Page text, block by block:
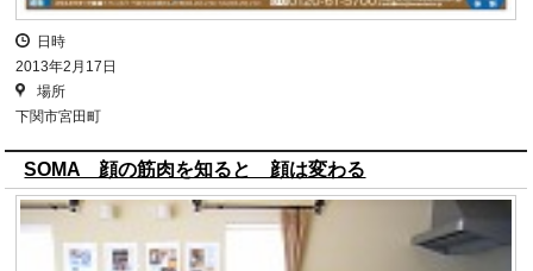
日時
2013年2月17日
場所
下関市宮田町
SOMA 顔の筋肉を知ると 顔は変わる